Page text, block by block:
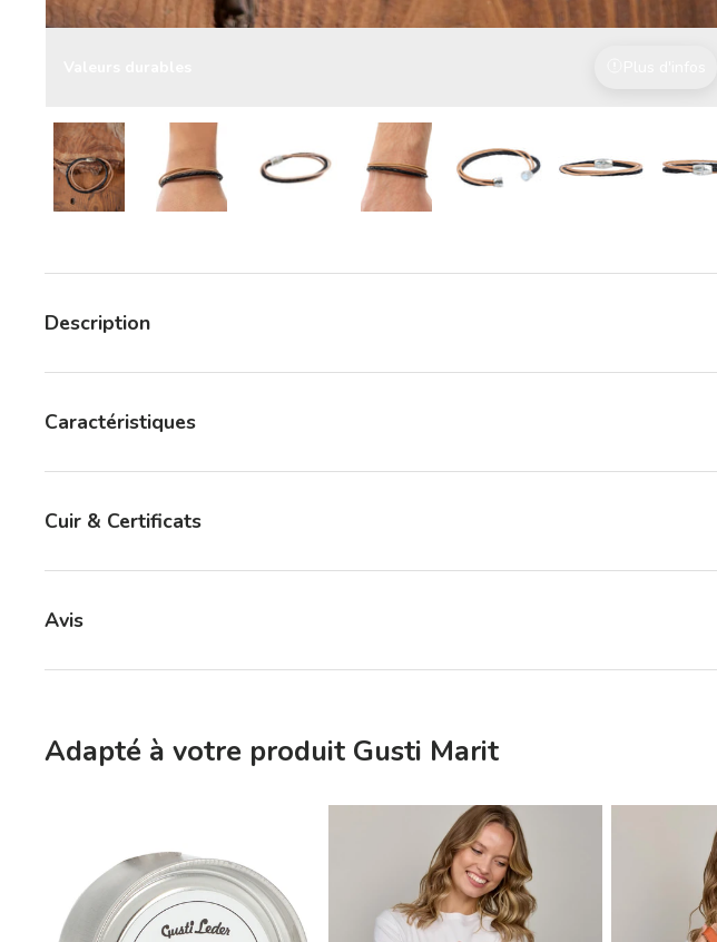
Description
Caractéristiques
Cuir & Certificats
Avis
Adapté à votre produit Gusti Marit